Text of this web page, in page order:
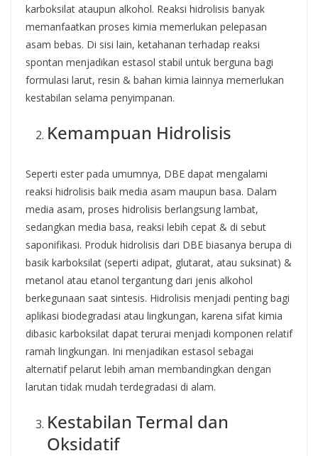
karboksilat ataupun alkohol. Reaksi hidrolisis banyak
memanfaatkan proses kimia memerlukan pelepasan
asam bebas. Di sisi lain, ketahanan terhadap reaksi
spontan menjadikan estasol stabil untuk berguna bagi
formulasi larut, resin & bahan kimia lainnya memerlukan
kestabilan selama penyimpanan.
Kemampuan Hidrolisis
Seperti ester pada umumnya, DBE dapat mengalami
reaksi hidrolisis baik media asam maupun basa. Dalam
media asam, proses hidrolisis berlangsung lambat,
sedangkan media basa, reaksi lebih cepat & di sebut
saponifikasi. Produk hidrolisis dari DBE biasanya berupa di
basik karboksilat (seperti adipat, glutarat, atau suksinat) &
metanol atau etanol tergantung dari jenis alkohol
berkegunaan saat sintesis. Hidrolisis menjadi penting bagi
aplikasi biodegradasi atau lingkungan, karena sifat kimia
dibasic karboksilat dapat terurai menjadi komponen relatif
ramah lingkungan. Ini menjadikan estasol sebagai
alternatif pelarut lebih aman membandingkan dengan
larutan tidak mudah terdegradasi di alam.
Kestabilan Termal dan
Oksidatif